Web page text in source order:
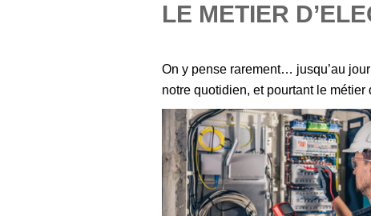
LE METIER
On y pense rarement… jusqu’au
notre quotidien, et pourtant le